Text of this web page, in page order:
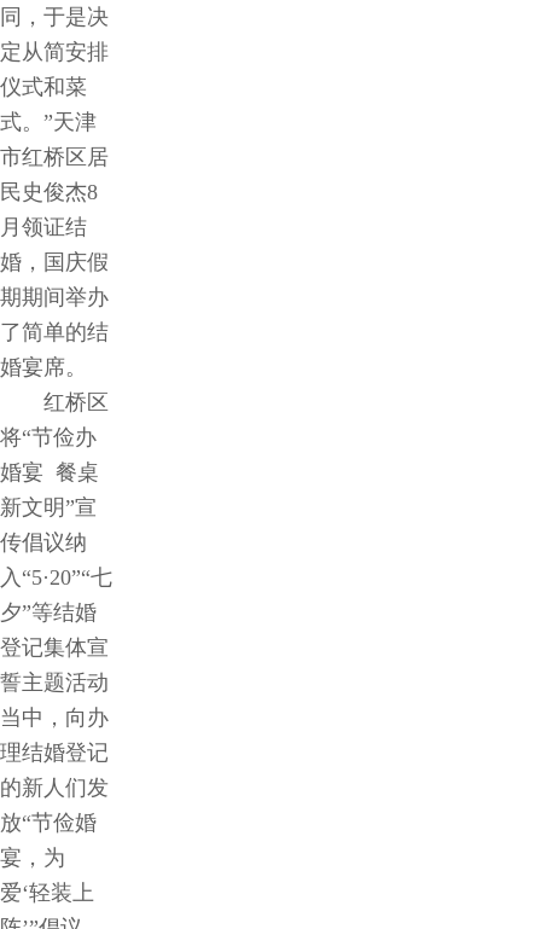
同，于是决
定从简安排
仪式和菜
式。”天津
市红桥区居
民史俊杰8
月领证结
婚，国庆假
期期间举办
了简单的结
婚宴席。
红桥区
将“节俭办
婚宴 餐桌
新文明”宣
传倡议纳
入“5·20”“七
夕”等结婚
登记集体宣
誓主题活动
当中，向办
理结婚登记
的新人们发
放“节俭婚
宴，为
爱‘轻装上